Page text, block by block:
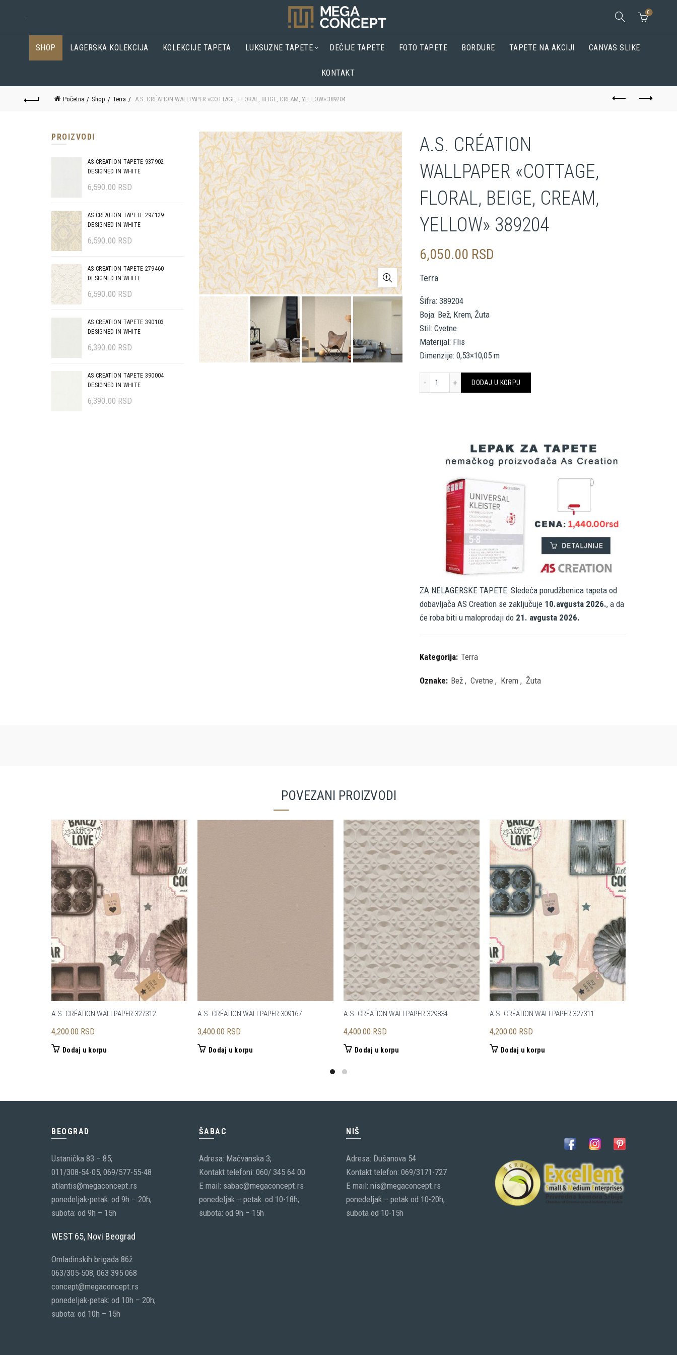
. 0
SHOP LAGERSKA KOLEKCIJA KOLEKCIJE TAPETA LUKSUZNE TAPETE DEČIJE TAPETE FOTO TAPETE BORDURE TAPETE NA AKCIJI CANVAS SLIKE
KONTAKT
Početna Shop Terra A.S. CRÉATION WALLPAPER «COTTAGE, FLORAL, BEIGE, CREAM, YELLOW» 389204
A.S. CRÉATION
WALLPAPER «COTTAGE,
FLORAL, BEIGE, CREAM,
YELLOW» 389204
6,050.00 RSD
Terra
Šifra: 389204
Boja: Bež, Krem, Žuta
Stil: Cvetne
Materijal: Flis
Dimenzije: 0,53×10,05 m
DODAJ U KORPU
ZA NELAGERSKE TAPETE: Sledeća porudžbenica tapeta od
dobavljača AS Creation se zaključuje 10.avgusta 2026., a da
će roba biti u maloprodaji do 21. avgusta 2026.
Kategorija: Terra
Oznake: Bež , Cvetne , Krem , Žuta
PROIZVODI
AS CREATION TAPETE 937902
DESIGNED IN WHITE
6,590.00 RSD
AS CREATION TAPETE 297129
DESIGNED IN WHITE
6,590.00 RSD
AS CREATION TAPETE 279460
DESIGNED IN WHITE
6,590.00 RSD
AS CREATION TAPETE 390103
DESIGNED IN WHITE
6,390.00 RSD
AS CREATION TAPETE 390004
DESIGNED IN WHITE
6,390.00 RSD
POVEZANI PROIZVODI
A.S. CRÉATION WALLPAPER 327312
4,200.00 RSD
Dodaj u korpu
A.S. CRÉATION WALLPAPER 309167
3,400.00 RSD
Dodaj u korpu
A.S. CRÉATION WALLPAPER 329834
4,400.00 RSD
Dodaj u korpu
A.S. CRÉATION WALLPAPER 327311
4,200.00 RSD
Dodaj u korpu
BEOGRAD
Ustanička 83 – 85;
011/308-54-05, 069/577-55-48
atlantis@megaconcept.rs
ponedeljak-petak: od 9h – 20h;
subota: od 9h – 15h
WEST 65, Novi Beograd
Omladinskih brigada 86ž
063/305-508, 063 395 068
concept@megaconcept.rs
ponedeljak-petak: od 10h – 20h;
subota: od 10h – 15h
ŠABAC
Adresa: Mačvanska 3;
Kontakt telefoni: 060/ 345 64 00
E mail: sabac@megaconcept.rs
ponedeljak – petak: od 10-18h;
subota: od 9h – 15h
NIŠ
Adresa: Dušanova 54
Kontakt telefon: 069/3171-727
E mail: nis@megaconcept.rs
ponedeljak – petak od 10-20h,
subota od 10-15h